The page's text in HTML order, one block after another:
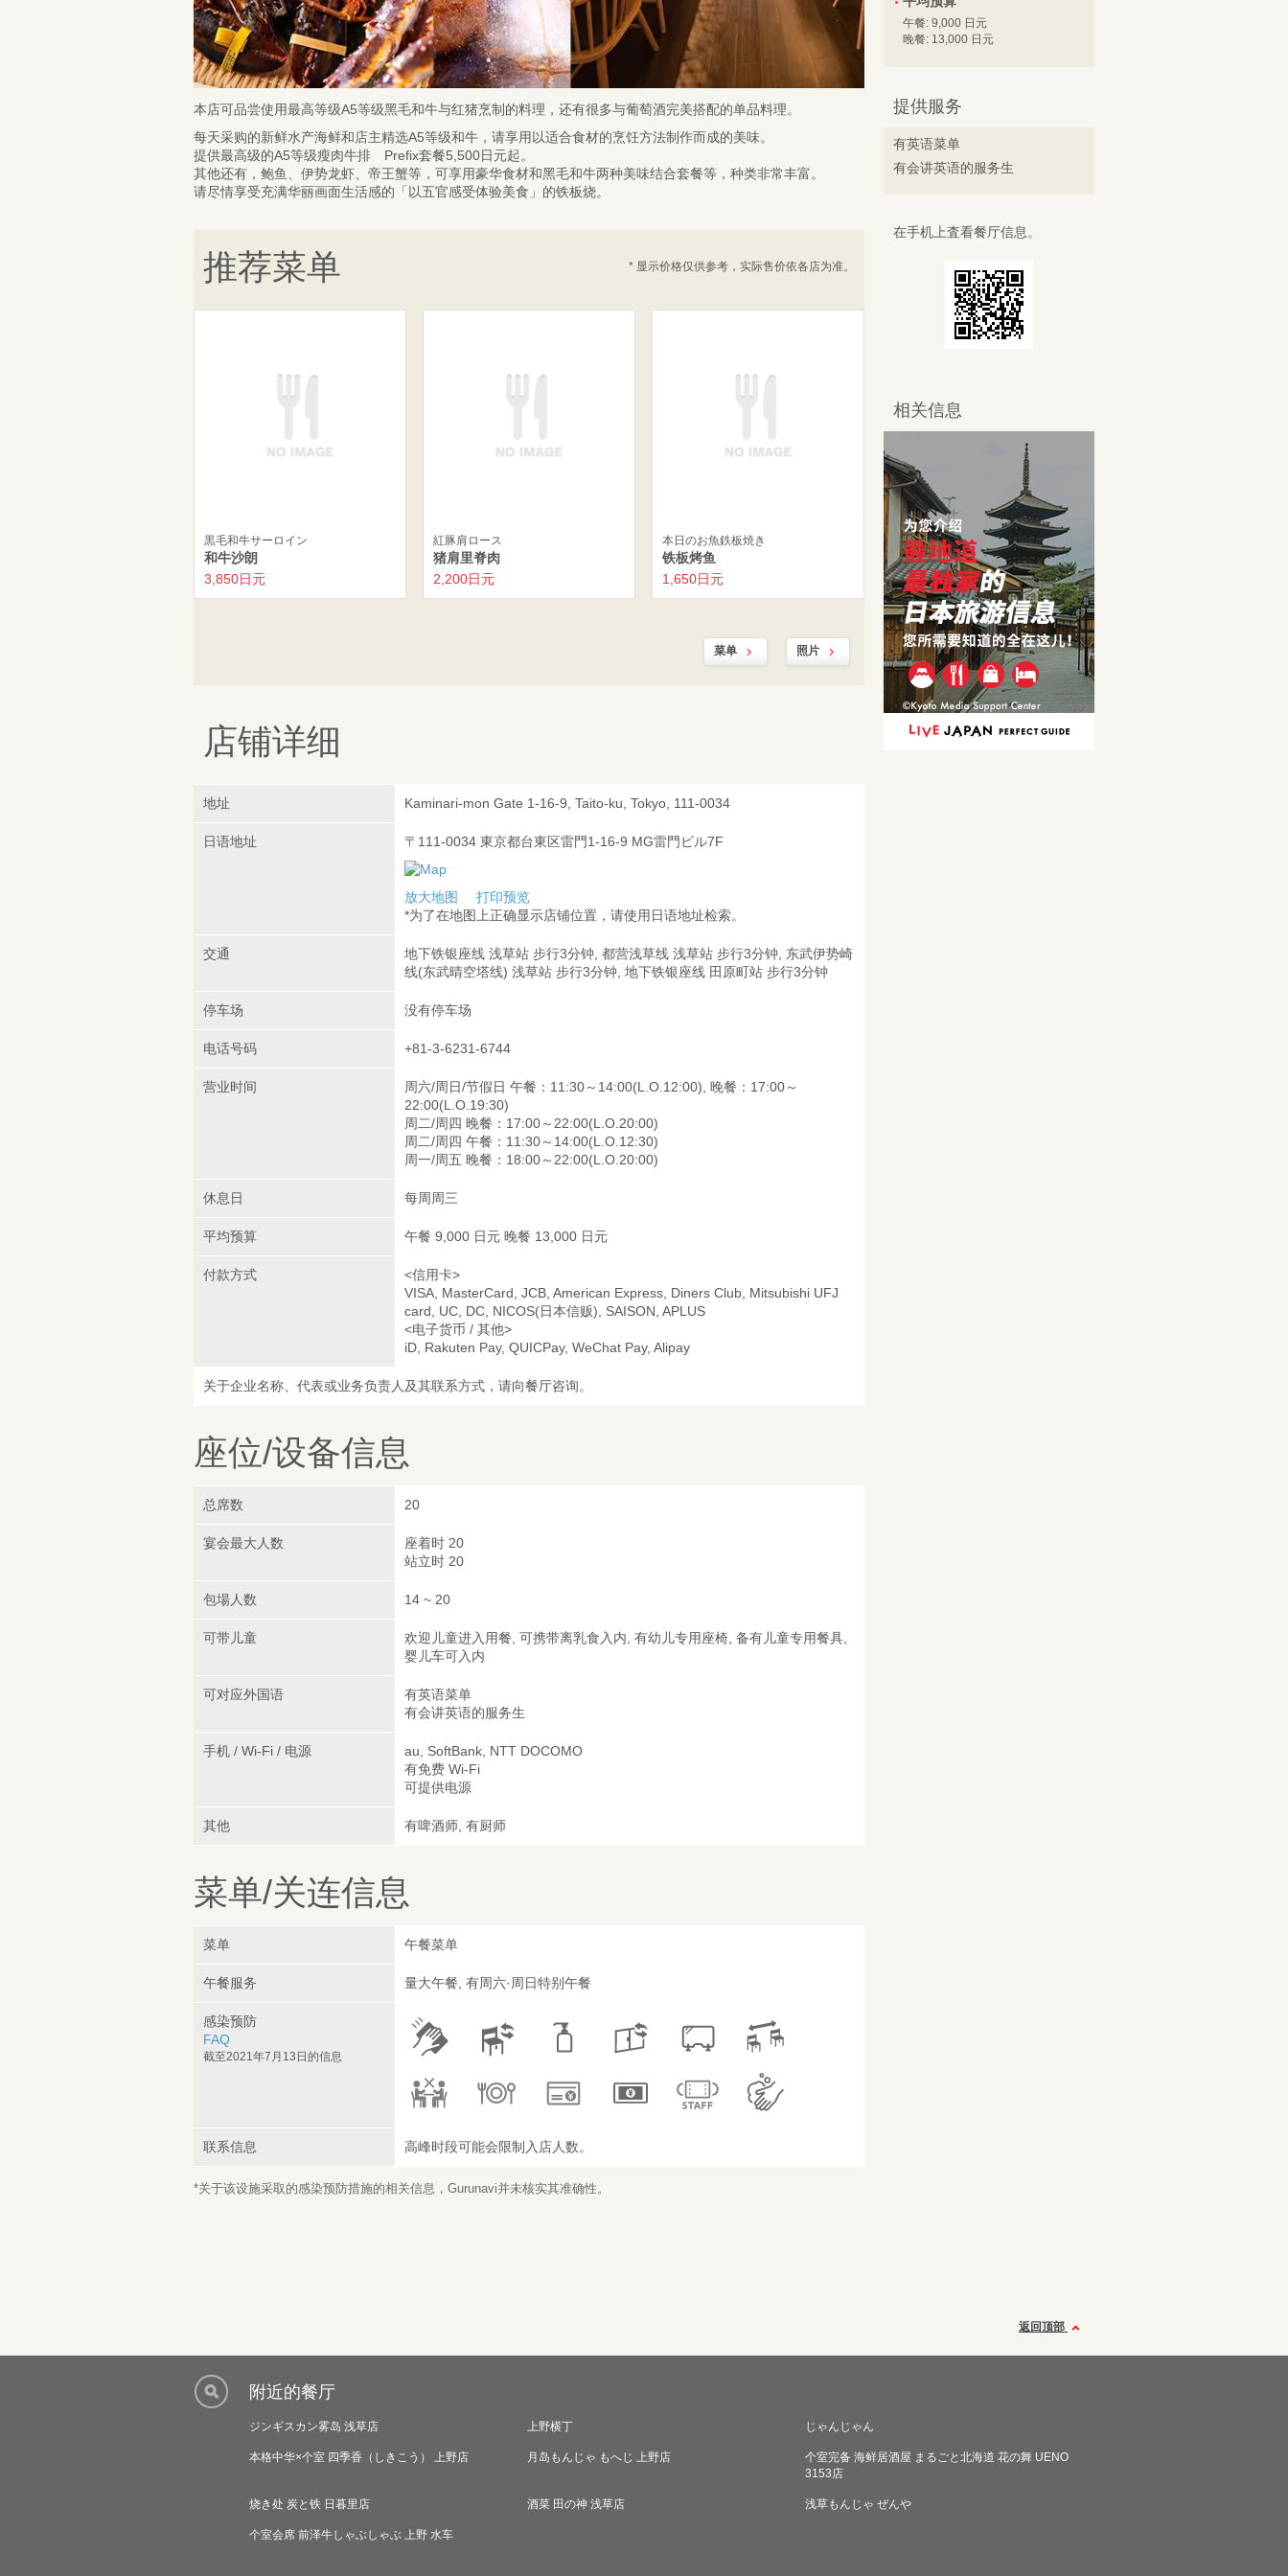
本店可品尝使用最高等级A5等级黑毛和牛与红猪烹制的料理，还有很多与葡萄酒完美搭配的单品料理。
每天采购的新鲜水产海鲜和店主精选A5等级和牛，请享用以适合食材的烹饪方法制作而成的美味。
提供最高级的A5等级瘦肉牛排 Prefix套餐5,500日元起。
其他还有，鲍鱼、伊势龙虾、帝王蟹等，可享用豪华食材和黑毛和牛两种美味结合套餐等，种类非常丰富。
请尽情享受充满华丽画面生活感的「以五官感受体验美食」的铁板烧。
推荐菜单 * 显示价格仅供参考，实际售价依各店为准。
黒毛和牛サーロイン
和牛沙朗
3,850日元
紅豚肩ロース
猪肩里脊肉
2,200日元
本日のお魚鉄板焼き
铁板烤鱼
1,650日元
菜单 照片
店铺详细
地址 Kaminari-mon Gate 1-16-9, Taito-ku, Tokyo, 111-0034
日语地址 〒111-0034 東京都台東区雷門1-16-9 MG雷門ビル7F
放大地图
打印预览
*为了在地图上正确显示店铺位置，请使用日语地址检索。
交通
地下铁银座线 浅草站 步行3分钟, 都营浅草线 浅草站 步行3分钟, 东武伊势崎
线(东武晴空塔线) 浅草站 步行3分钟, 地下铁银座线 田原町站 步行3分钟
停车场 没有停车场
电话号码 +81-3-6231-6744
营业时间
周六/周日/节假日 午餐：11:30～14:00(L.O.12:00), 晚餐：17:00～
22:00(L.O.19:30)
周二/周四 晚餐：17:00～22:00(L.O.20:00)
周二/周四 午餐：11:30～14:00(L.O.12:30)
周一/周五 晚餐：18:00～22:00(L.O.20:00)
休息日 每周周三
平均预算 午餐 9,000 日元 晚餐 13,000 日元
付款方式
<信用卡>
VISA, MasterCard, JCB, American Express, Diners Club, Mitsubishi UFJ
card, UC, DC, NICOS(日本信贩), SAISON, APLUS
<电子货币 / 其他>
iD, Rakuten Pay, QUICPay, WeChat Pay, Alipay
关于企业名称、代表或业务负责人及其联系方式，请向餐厅咨询。
座位/设备信息
总席数 20
宴会最大人数
座着时 20
站立时 20
包場人数 14 ~ 20
可带儿童
欢迎儿童进入用餐, 可携带离乳食入内, 有幼儿专用座椅, 备有儿童专用餐具,
婴儿车可入内
可对应外国语
有英语菜单
有会讲英语的服务生
手机 / Wi-Fi / 电源
au, SoftBank, NTT DOCOMO
有免费 Wi-Fi
可提供电源
其他 有啤酒师, 有厨师
菜单/关连信息
菜单 午餐菜单
午餐服务 量大午餐, 有周六·周日特别午餐
感染预防
FAQ
截至2021年7月13日的信息
联系信息 高峰时段可能会限制入店人数。
*关于该设施采取的感染预防措施的相关信息，Gurunavi并未核实其准确性。
午餐: 9,000 日元
晚餐: 13,000 日元
提供服务
有英语菜单
有会讲英语的服务生
在手机上査看餐厅信息。
相关信息
返回顶部
附近的餐厅
ジンギスカン雾岛 浅草店 上野横丁 じゃんじゃん
本格中华×个室 四季香（しきこう） 上野店 月岛もんじゃ もへじ 上野店
个室完备 海鲜居酒屋 まるごと北海道 花の舞 UENO
3153店
烧き处 炭と铁 日暮里店 酒菜 田の神 浅草店 浅草もんじゃ ぜんや
个室会席 前泽牛しゃぶしゃぶ 上野 水车